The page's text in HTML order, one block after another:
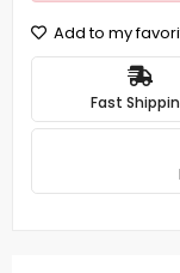
Add to my
Fast